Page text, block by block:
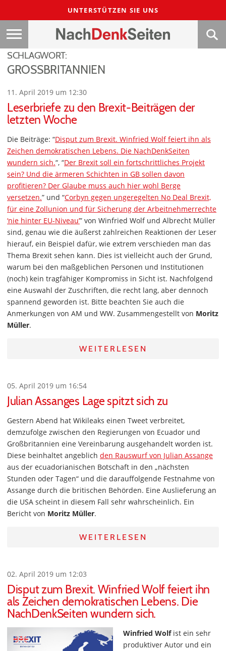
UNTERSTÜTZEN SIE UNS
SCHLAGWORT:
GROSSBRITANNIEN
11. April 2019 um 12:30
Leserbriefe zu den Brexit-Beiträgen der
letzten Woche
Die Beiträge: “Disput zum Brexit. Winfried Wolf feiert ihn als
Zeichen demokratischen Lebens. Die NachDenkSeiten
wundern sich.“, “Der Brexit soll ein fortschrittliches Projekt
sein? Und die ärmeren Schichten in GB sollen davon
profitieren? Der Glaube muss auch hier wohl Berge
versetzen.” und “Corbyn gegen ungeregelten No Deal Brexit,
für eine Zollunion und für Sicherung der Arbeitnehmerrechte
‘nie hinter EU-Niveau’” von Winfried Wolf und Albrecht Müller
sind, genau wie die äußerst zahlreichen Reaktionen der Leser
hierauf, ein Beispiel dafür, wie extrem verschieden man das
Thema Brexit sehen kann. Dies ist vielleicht auch der Grund,
warum bei den maßgeblichen Personen und Institutionen
(noch) kein tragfähiger Kompromiss in Sicht ist. Nachfolgend
eine Auswahl der Zuschriften, die recht lang, aber dennoch
spannend geworden ist. Bitte beachten Sie auch die
Anmerkungen von AM und WW. Zusammengestellt von Moritz
Müller.
WEITERLESEN
05. April 2019 um 16:54
Julian Assanges Lage spitzt sich zu
Gestern Abend hat Wikileaks einen Tweet verbreitet,
demzufolge zwischen den Regierungen von Ecuador und
Großbritannien eine Vereinbarung ausgehandelt worden ist.
Diese beinhaltet angeblich den Rauswurf von Julian Assange
aus der ecuadorianischen Botschaft in den „nächsten
Stunden oder Tagen“ und die darauffolgende Festnahme von
Assange durch die britischen Behörden. Eine Auslieferung an
die USA scheint in diesem Fall sehr wahrscheinlich. Ein
Bericht von Moritz Müller.
WEITERLESEN
02. April 2019 um 12:03
Disput zum Brexit. Winfried Wolf feiert ihn
als Zeichen demokratischen Lebens. Die
NachDenkSeiten wundern sich.
Winfried Wolfist ein sehr
produktiver Autor und ein